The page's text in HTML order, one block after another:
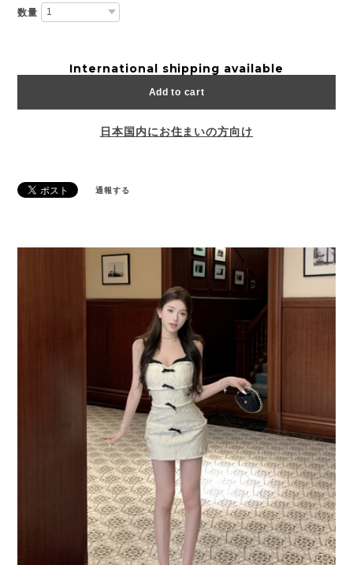
数量
International shipping available
Add to cart
日本国内にお住まいの方向け
通報する